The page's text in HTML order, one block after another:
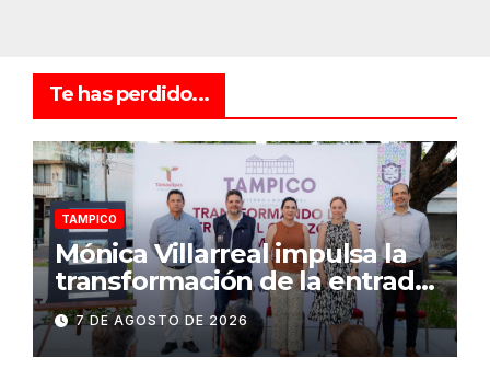
Te has perdido...
TAMPICO
Mónica Villarreal impulsa la
transformación de la entrada
al Centro Histórico de
Tampico
7 DE AGOSTO DE 2026